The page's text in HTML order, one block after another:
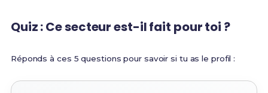
Quiz : Ce secteur est-il fait pour toi ?
Réponds à ces 5 questions pour savoir si tu as le profil :